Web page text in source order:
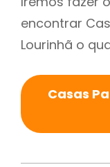
encontrar
Lourinhã o
Casas